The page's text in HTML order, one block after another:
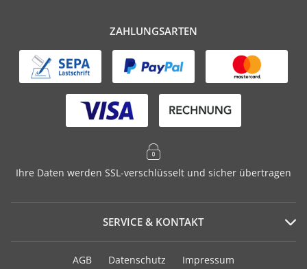
ZAHLUNGSARTEN
Ihre Daten werden SSL-verschlüsselt und sicher übertragen
SERVICE & KONTAKT
Serviceportal
AGB Datenschutz Impressum